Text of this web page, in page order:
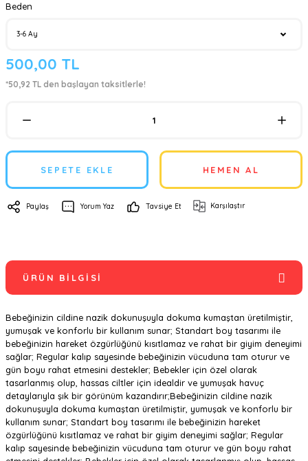
Beden
500,00 TL
*50,92 TL den başlayan taksitlerle!
SEPETE EKLE HEMEN AL
Paylaş Yorum Yaz Tavsiye Et Karşılaştır
ÜRÜN BILGISI
Bebeğinizin cildine nazik dokunuşuyla dokuma kumaştan üretilmiştir,
yumuşak ve konforlu bir kullanım sunar; Standart boy tasarımı ile
bebeğinizin hareket özgürlüğünü kısıtlamaz ve rahat bir giyim deneyimi
sağlar; Regular kalıp sayesinde bebeğinizin vücuduna tam oturur ve
gün boyu rahat etmesini destekler; Bebekler için özel olarak
tasarlanmış olup, hassas ciltler için idealdir ve yumuşak havuç
detaylarıyla şık bir görünüm kazandırır;Bebeğinizin cildine nazik
dokunuşuyla dokuma kumaştan üretilmiştir, yumuşak ve konforlu bir
kullanım sunar; Standart boy tasarımı ile bebeğinizin hareket
özgürlüğünü kısıtlamaz ve rahat bir giyim deneyimi sağlar; Regular
kalıp sayesinde bebeğinizin vücuduna tam oturur ve gün boyu rahat